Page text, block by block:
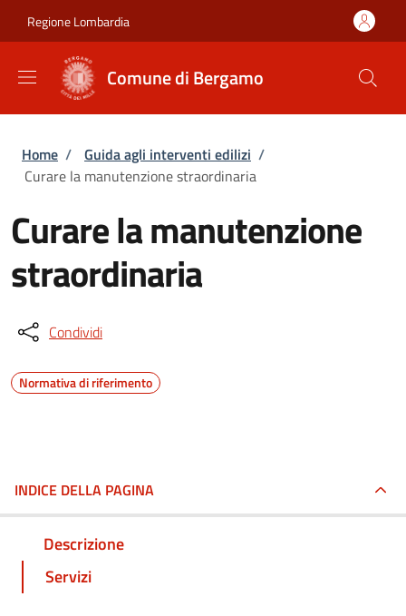
Regione Lombardia
Comune di Bergamo
Briciole di pane
Home / Guida agli interventi edilizi /
Curare la manutenzione straordinaria
Curare la manutenzione
straordinaria
Condividi
Normativa di riferimento
INDICE DELLA PAGINA
Descrizione
Servizi